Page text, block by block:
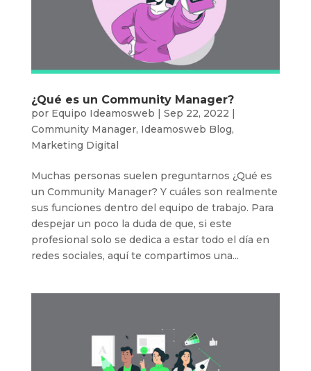
¿Qué es un Community Manager?
por Equipo Ideamosweb | Sep 22, 2022 |
Community Manager, Ideamosweb Blog,
Marketing Digital
Muchas personas suelen preguntarnos ¿Qué es
un Community Manager? Y cuáles son realmente
sus funciones dentro del equipo de trabajo. Para
despejar un poco la duda de que, si este
profesional solo se dedica a estar todo el día en
redes sociales, aquí te compartimos una...